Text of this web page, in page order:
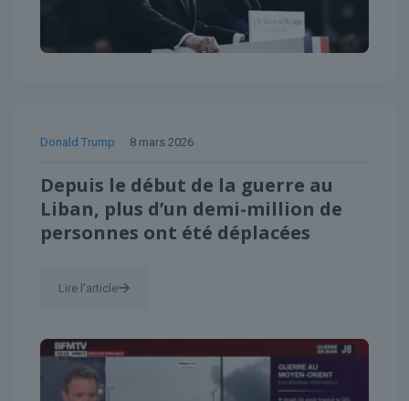
Donald Trump 8 mars 2026
Depuis le début de la guerre au
Liban, plus d’un demi-million de
personnes ont été déplacées
Lire l'article